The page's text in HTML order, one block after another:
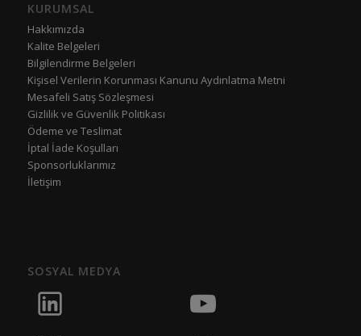
KURUMSAL
Hakkımızda
Kalite Belgeleri
Bilgilendirme Belgeleri
Kişisel Verilerin Korunması Kanunu Aydınlatma Metni
Mesafeli Satış Sözleşmesi
Gizlilik ve Güvenlik Politikası
Ödeme ve Teslimat
İptal İade Koşulları
Sponsorluklarımız
İletişim
SOSYAL MEDYA